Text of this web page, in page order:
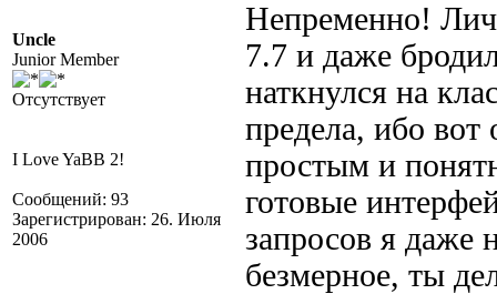
Uncle
Junior Member
Отсутствует
I Love YaBB 2!
Сообщений: 93
Зарегистрирован: 26. Июля
2006
Непременно!
7.7 и даже
наткнулся на
предела, ибо
простым и
готовые
запросов я даже
безмерное, ты